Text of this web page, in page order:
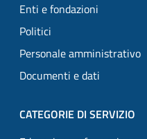
Enti e fondazioni
Politici
Personale amministrativo
Documenti e dati
CATEGORIE DI SERVIZIO